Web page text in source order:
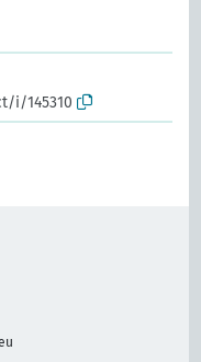
i/145310